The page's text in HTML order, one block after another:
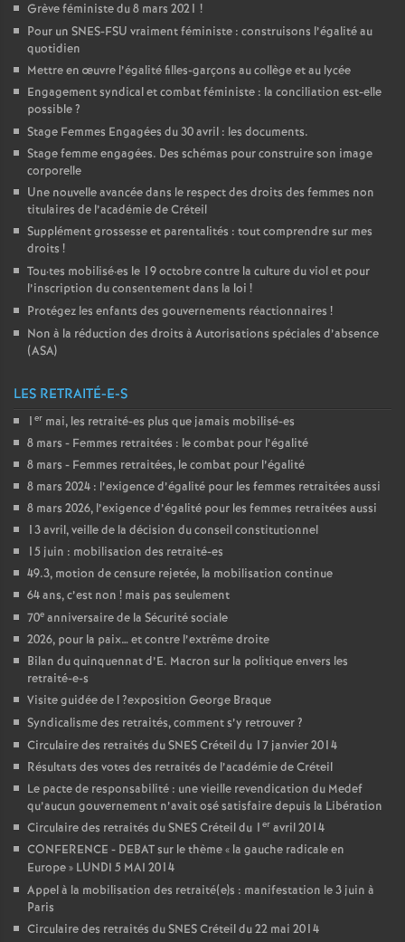
Grève féministe du 8 mars 2021 !
Pour un SNES-FSU vraiment féministe : construisons l’égalité au
quotidien
Mettre en œuvre l’égalité filles-garçons au collège et au lycée
Engagement syndical et combat féministe : la conciliation est-elle
possible?
Stage Femmes Engagées du 30 avril : les documents.
Stage femme engagées. Des schémas pour construire son image
corporelle
Une nouvelle avancée dans le respect des droits des femmes non
titulaires de l’académie de Créteil
Supplément grossesse et parentalités : tout comprendre sur mes
droits !
Tou·tes mobilisé·es le 19 octobre contre la culture du viol et pour
l’inscription du consentement dans la loi !
Protégez les enfants des gouvernements réactionnaires !
Non à la réduction des droits à Autorisations spéciales d’absence
(ASA)
LES RETRAITÉ-E-S
1 er mai, les retraité-es plus que jamais mobilisé-es
8 mars - Femmes retraitées : le combat pour l’égalité
8 mars - Femmes retraitées, le combat pour l’égalité
8 mars 2024 : l’exigence d’égalité pour les femmes retraitées aussi
8 mars 2026, l’exigence d’égalité pour les femmes retraitées aussi
13 avril, veille de la décision du conseil constitutionnel
15 juin : mobilisation des retraité-es
49.3, motion de censure rejetée, la mobilisation continue
64 ans, c’est non ! mais pas seulement
70e anniversaire de la Sécurité sociale
2026, pour la paix… et contre l’extrême droite
Bilan du quinquennat d’E. Macron sur la politique envers les
retraité-e-s
Visite guidée de l?exposition George Braque
Syndicalisme des retraités, comment s’y retrouver?
Circulaire des retraités duSNESCréteil du 17 janvier 2014
Résultats des votes des retraités de l’académie de Créteil
Le pacte de responsabilité : une vieille revendication du Medef
qu’aucun gouvernement n’avait osé satisfaire depuis la Libération
Circulaire des retraités duSNESCréteil du 1 er avril 2014
CONFERENCE - DEBATsur le thème « la gauche radicale en
Europe» LUNDI 5 MAI 2014
Appel à la mobilisation des retraité(e)s : manifestation le 3 juin à
Paris
Circulaire des retraités duSNESCréteil du 22 mai 2014